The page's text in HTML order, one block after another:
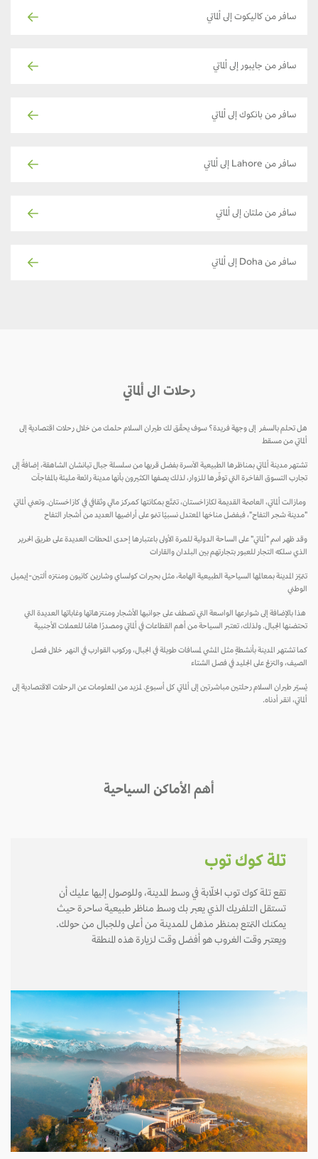
سافر من كاليكوت إلى ألماتي
سافر من جايبور إلى ألماتي
سافر من بانكوك إلى ألماتي
سافر من Lahore إلى ألماتي
سافر من ملتان إلى ألماتي
سافر من Doha إلى ألماتي
رحلات الى ألماتي
هل تحلم بالسفر إلى وجهة فريدة؟ سوف يحقّق لك طيران السلام حلمك من خلال رحلات اقتصادية إلى
ألماتي من مسقط
تشتهر مدينة ألماتي بمناظرها الطبيعية الآسرة بفضل قربها من سلسلة جبال تيانشان الشاهقة، إضافةً إلى
تجارب التسوق الفاخرة التي توفّرها للزوار، لذلك يصفها الكثيرون بأنها مدينة رائعة مليئة بالمفاجآت
ومازالت ألماتي، العاصمة القديمة لكازاخستان، تتمتّع بمكانتها كمركز مالي وثقافي في كازاخستان. وتعني ألماتي
"مدينة شجر التفاح"، فبفضل مناخها المعتدل نسبيًا تنمو على أراضيها العديد من أشجار التفاح
وقد ظهر اسم "ألماتي" على الساحة الدولية للمرة الأولى باعتبارها إحدى المحطات العديدة على طريق الحرير
الذي سلكه التجار للعبور بتجارتهم بين البلدان والقارات
تتميّز المدينة بمعالمها السياحية الطبيعية الهامة، مثل بحيرات كولساي وشارين كانيون ومنتزه ألتين-إيميل
الوطني
هذا بالإضافة إلى شوارعها الواسعة التي تصطف على جوانبها الأشجار ومنتزهاتها وغاباتها العديدة التي
تحتضنها الجبال. ولذلك، تعتبر السياحة من أهم القطاعات في ألماتي ومصدرًا هامًا للعملات الأجنبية
كما تشتهر المدينة بأنشطةٍ مثل المشي لمسافات طويلة في الجبال، وركوب القوارب في النهر خلال فصل
الصيف، والتزلج على الجليد في فصل الشتاء
يُسيّر طيران السلام رحلتين مباشرتين إلى ألماتي كل أسبوع. لمزيد من المعلومات عن الرحلات الاقتصادية إلى
ألماتي، انقر أدناه.
أهم الأماكن السياحية
تلة كوك توب
تقع تلة كوك توب الخلّابة في وسط المدينة، وللوصول إليها عليك أن
تستقل التلفريك الذي يعبر بك وسط مناظر طبيعية ساحرة حيث
يمكنك التمتع بمنظر مذهل للمدينة من أعلى وللجبال من حولك.
ويعتبر وقت الغروب هو أفضل وقت لزيارة هذه المنطقة